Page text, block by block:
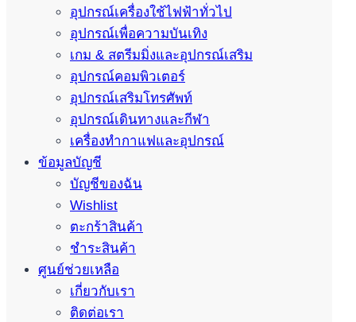
อุปกรณ์เครื่องใช้ไฟฟ้าทั่วไป
อุปกรณ์เพื่อความบันเทิง
เกม & สตรีมมิ่งและอุปกรณ์เสริม
อุปกรณ์คอมพิวเตอร์
อุปกรณ์เสริมโทรศัพท์
อุปกรณ์เดินทางและกีฬา
เครื่องทำกาแฟและอุปกรณ์
ข้อมูลบัญชี
บัญชีของฉัน
Wishlist
ตะกร้าสินค้า
ชำระสินค้า
ศูนย์ช่วยเหลือ
เกี่ยวกับเรา
ติดต่อเรา